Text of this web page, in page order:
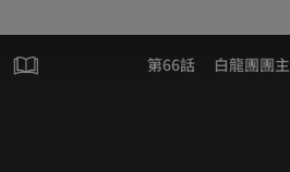
第66話 白龍團團主